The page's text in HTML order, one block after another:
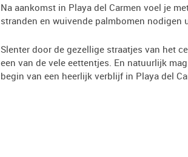
Na aankomst in Playa del Carmen voel je
stranden en wuivende palmbomen nodigen
Slenter door de gezellige straatjes van het
een van de vele eettentjes. En natuurlijk
begin van een heerlijk verblijf in Playa del